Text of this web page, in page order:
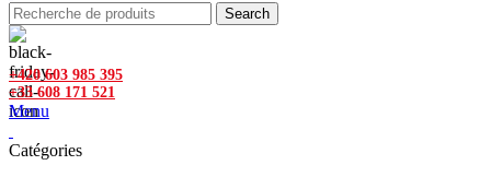
Search
+420 603 985 395
+33 608 171 521
Menu
Catégories